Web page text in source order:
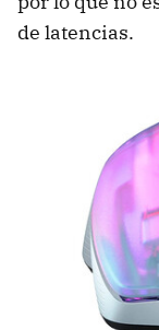
de latencias.